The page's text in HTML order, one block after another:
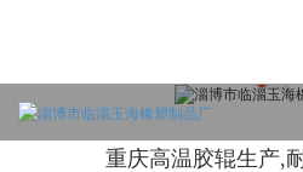
重庆高温胶辊生产,